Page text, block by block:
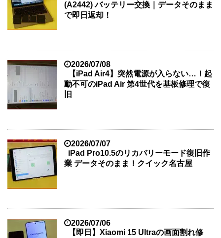
(A2442) バッテリー交換｜データそのまま
で即日返却！
2026/07/08
【iPad Air4】突然電源が入らない…！起
動不可のiPad Air 第4世代を基板修理で復
旧
2026/07/07
iPad Pro10.5のリカバリーモード復旧作
業 データそのまま！クイック名古屋
2026/07/06
【即日】Xiaomi 15 Ultraの画面割れ修